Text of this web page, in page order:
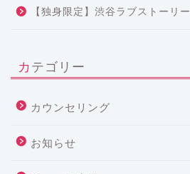
【独身限定】渋谷ラブストーリー
カテゴリー
カウンセリング
お知らせ